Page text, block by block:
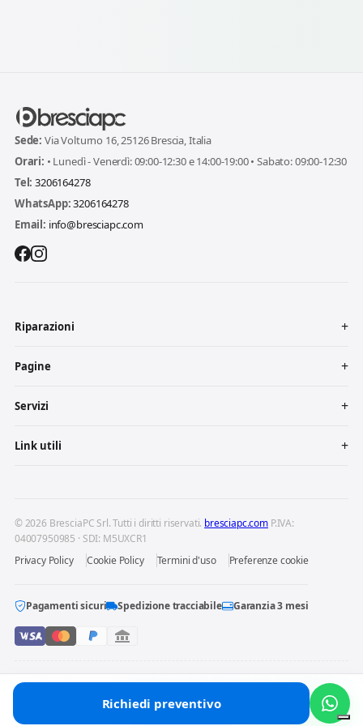
Sede: Via Volturno 16, 25126 Brescia, Italia
Orari: • Lunedì - Venerdì: 09:00-12:30 e 14:00-19:00 • Sabato: 09:00-12:30
Tel: 3206164278
WhatsApp:3206164278
Email: info@bresciapc.com
Riparazioni
Pagine
Servizi
Link utili
© 2026 BresciaPC Srl. Tutti i diritti riservati. bresciapc.com P.IVA:
04007950985 · SDI: M5UXCR1
Privacy Policy
Cookie Policy Termini d'uso Preferenze cookie
Pagamenti sicuri Spedizione tracciabile Garanzia 3 mesi
BresciaPC S.r.l. è un centro di riparazione indipendente: non è affiliata
né autorizzata dai produttori dei dispositivi riparati. Marchi e loghi
citati appartengono ai rispettivi proprietari.
Preventivo WhatsApp
Richiedi preventivo